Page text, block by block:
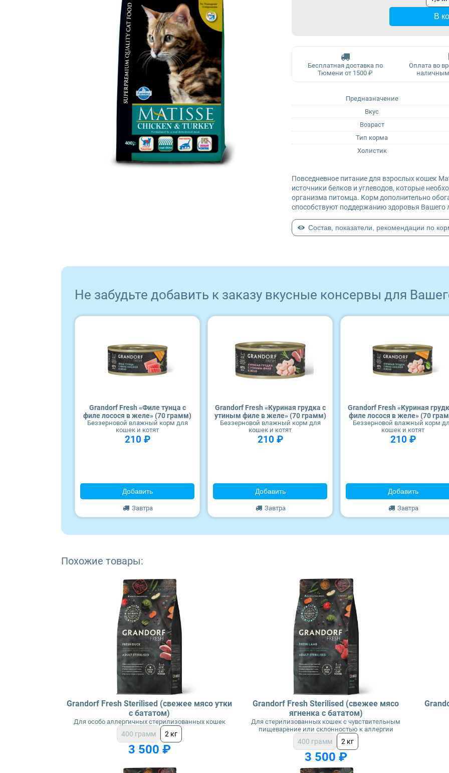
В
Бесплатная доставка по
Тюмени от 1500 ₽
Оплата во
Предназначение
Вкус
Возраст
Тип корма
Холистик
Повседневное питание для взрослых кошек
источники белков и углеводов, которые
организма питомца. Корм дополнительно
способствуют поддержанию здоровья Вашего
Состав, показатели, рекомендации по
Не забудьте добавить к заказу вкусные консервы для
Grandorf Fresh «Филе тунца с
филе лосося в желе» (70 грамм)
Беззерновой влажный корм для
кошек и котят
210 ₽
Добавить
Завтра
Grandorf Fresh «Куриная грудка с
утиным филе в желе» (70 грамм)
Беззерновой влажный корм для
кошек и котят
210 ₽
Добавить
Завтра
Grandorf Fresh «Куриная
филе лосося в желе» (70
Беззерновой влажный корм
кошек и котят
210 ₽
Добавить
Завтра
Похожие товары:
Grandorf Fresh Sterilised (свежее мясо утки
с бататом)
Для особо аллергичных стерилизованных кошек
400 грамм 2 кг
3 500 ₽
Grandorf Fresh Sterilised (свежее мясо
ягненка с бататом)
Для стерилизованных кошек с чувствительным
пищеварение или склонностью к аллергии
400 грамм 2 кг
3 500 ₽